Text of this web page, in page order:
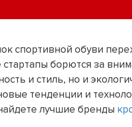
спортивной обуви
борются за
и стиль, но и
тенденции и
лучшие бренды